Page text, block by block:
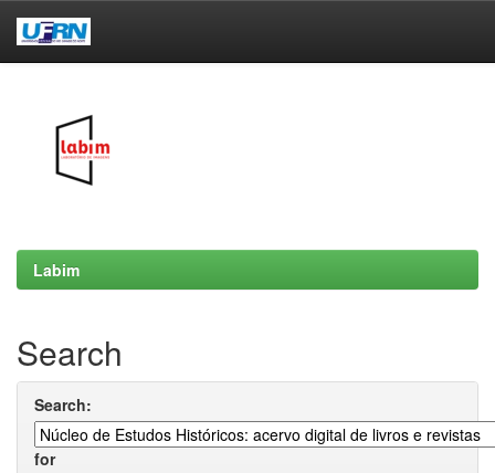
Labim
Search
Search:
for